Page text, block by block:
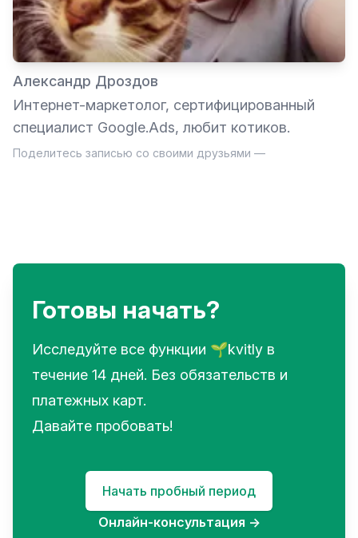
Александр Дроздов
Интернет-маркетолог, сертифицированный
специалист Google.Ads, любит котиков.
Поделитесь записью со своими друзьями —
Готовы начать?
Исследуйте все функции 🌱kvitly в
течение 14 дней. Без обязательств и
платежных карт.
Давайте пробовать!
Начать пробный период
Онлайн-консультация →